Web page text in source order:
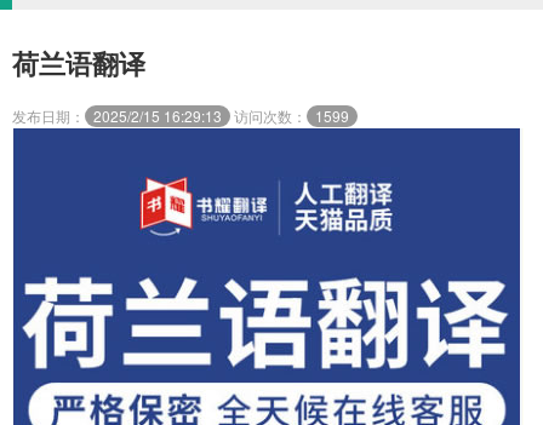
荷兰语翻译
发布日期： 2025/2/15 16:29:13 访问次数： 1599